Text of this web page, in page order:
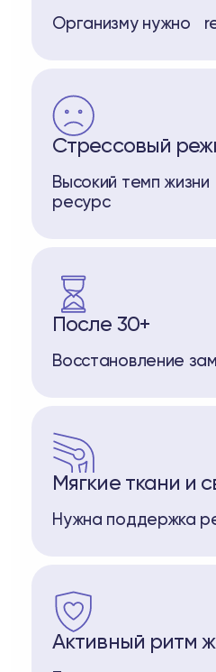
Организму нужно
Стрессовый
Высокий темп
ресурс
После 30+
Восстановление
Мягкие ткани и
Нужна поддержка
Активный ритм